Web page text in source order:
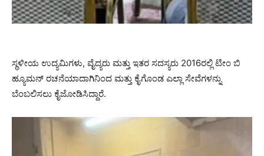
ಸ್ಥಳೀಯ ಉದ್ಯಮಿಗಳು, ವೈದ್ಯರು ಮತ್ತು ಇತರ ಸದಸ್ಯರು 2016ರಲ್ಲಿ ಟೀಂ ಬಿ
ಹ್ಯೂಮನ್ ರಚನೆಯಾದಾಗಿನಿಂದ ಮತ್ತು ಕೈಗೊಂಡ ಎಲ್ಲಾ ಸೇವೆಗಳನ್ನು
ಬೆಂಬಲಿಸಲು ಕೈಜೋಡಿಸಿದ್ದಾರೆ.